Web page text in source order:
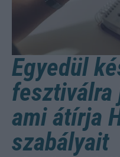
Egyedül
ami átírja
szabályait